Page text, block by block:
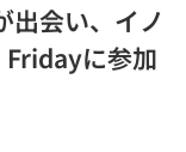
出会い、イノ
に参加